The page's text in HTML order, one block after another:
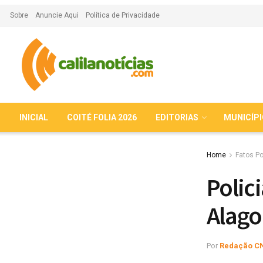
Sobre Anuncie Aqui Política de Privacidade
INICIAL COITÉ FOLIA 2026 EDITORIAS
Home Fatos
Por Redação